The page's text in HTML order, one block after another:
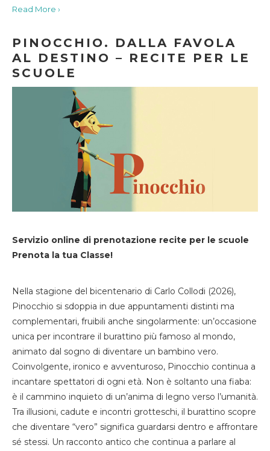
Read More ›
PINOCCHIO. DALLA FAVOLA
AL DESTINO – RECITE PER LE
SCUOLE
Servizio online di prenotazione recite per le scuole
Prenota la tua Classe!
Nella stagione del bicentenario di Carlo Collodi (2026),
Pinocchio si sdoppia in due appuntamenti distinti ma
complementari, fruibili anche singolarmente: un’occasione
unica per incontrare il burattino più famoso al mondo,
animato dal sogno di diventare un bambino vero.
Coinvolgente, ironico e avventuroso, Pinocchio continua a
incantare spettatori di ogni età. Non è soltanto una fiaba:
è il cammino inquieto di un’anima di legno verso l’umanità.
Tra illusioni, cadute e incontri grotteschi, il burattino scopre
che diventare “vero” significa guardarsi dentro e affrontare
sé stessi. Un racconto antico che continua a parlare al